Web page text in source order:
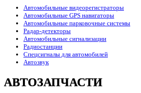
Автомобильные видеорегистраторы
Автомобильные GPS навигаторы
Автомобильные парковочные системы
Радар-детекторы
Автомобильные сигнализации
Радиостанции
Спецсигналы для автомобилей
Автозвук
АВТОЗАПЧАСТИ